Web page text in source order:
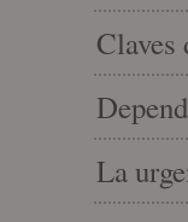
Claves
La